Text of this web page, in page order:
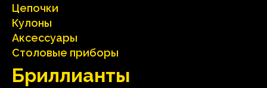
Цепочки
Кулоны
Аксесcуары
Столовые приборы
Бриллианты